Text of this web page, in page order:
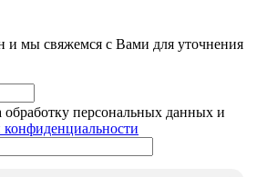
и мы свяжемся с Вами для уточнения
обработку персональных данных и
конфиденциальности